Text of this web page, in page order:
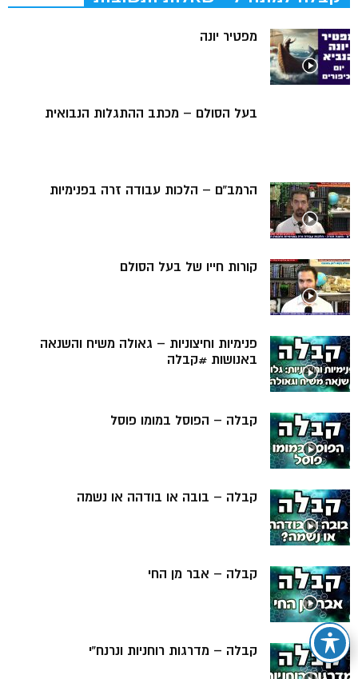
מפטיר יונה
בעל הסולם – מכתב ההתגלות הנבואית
הרמב”ם – הלכות עבודה זרה בפנימיות
קורות חייו של בעל הסולם
פנימיות וחיצוניות – גאולה משיח והשנאה
באנושות #קבלה
קבלה – הפוסל במומו פוסל
קבלה – בובה או בודהה או נשמה
קבלה – אבר מן החי
קבלה – מדרגות רוחניות ונרנח”י